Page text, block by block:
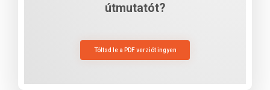
útmutatót?
Töltsd le a PDF verziót ingyen